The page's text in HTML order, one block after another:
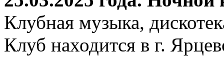
Клубная музыка,
Клуб находится в г.